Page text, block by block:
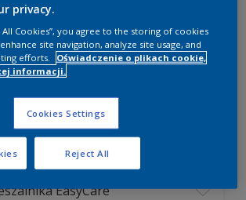
i kolorowe do
zewnątrz
Filter
EasyCare
privacy.
All Cookies”, you agree to the storing of cookies
site navigation, analyze site usage, and
efforts.
Oświadczenie o plikach cookie,
informacji.
Cookies Settings
Reject All